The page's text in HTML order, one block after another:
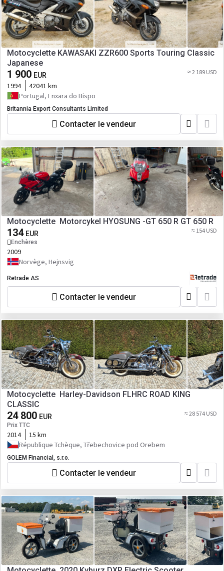
Motocyclette KAWASAKI ZZR600 Sports Touring Classic
Japanese
1 900 EUR ≈ 2 189 USD
1994
42041 km
Portugal, Enxara do Bispo
Britannia Export Consultants Limited
Contacter le vendeur
Motocyclette Motorcykel HYOSUNG -GT 650 R GT 650 R
134 EUR
Enchères
≈ 154 USD
2009
Norvège, Hejnsvig
Retrade AS
Contacter le vendeur
Motocyclette Harley-Davidson FLHRC ROAD KING
CLASSIC
24 800 EUR
Prix TTC
≈ 28 574 USD
2014
15 km
République Tchèque, Třebechovice pod Orebem
GOLEM Financial, s.r.o.
Contacter le vendeur